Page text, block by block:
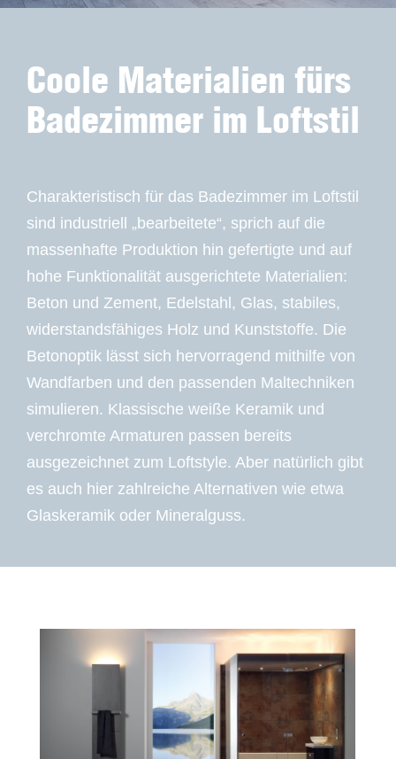
Coole Materialien fürs
Badezimmer im Loftstil
Charakteristisch für das Badezimmer im Loftstil
sind industriell „bearbeitete“, sprich auf die
massenhafte Produktion hin gefertigte und auf
hohe Funktionalität ausgerichtete Materialien:
Beton und Zement, Edelstahl, Glas, stabiles,
widerstandsfähiges Holz und Kunststoffe. Die
Betonoptik lässt sich hervorragend mithilfe von
Wandfarben und den passenden Maltechniken
simulieren. Klassische weiße Keramik und
verchromte Armaturen passen bereits
ausgezeichnet zum Loftstyle. Aber natürlich gibt
es auch hier zahlreiche Alternativen wie etwa
Glaskeramik oder Mineralguss.